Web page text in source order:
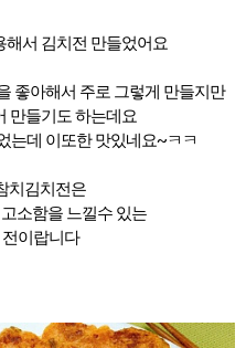
해서 김치전 만들었어요
좋아해서 주로 그렇게 만들지만
만들기도 하는데요
는데 이또한 맛있네요~ㅋㅋ
치김치전은
소함을 느낄수 있는
전이랍니다